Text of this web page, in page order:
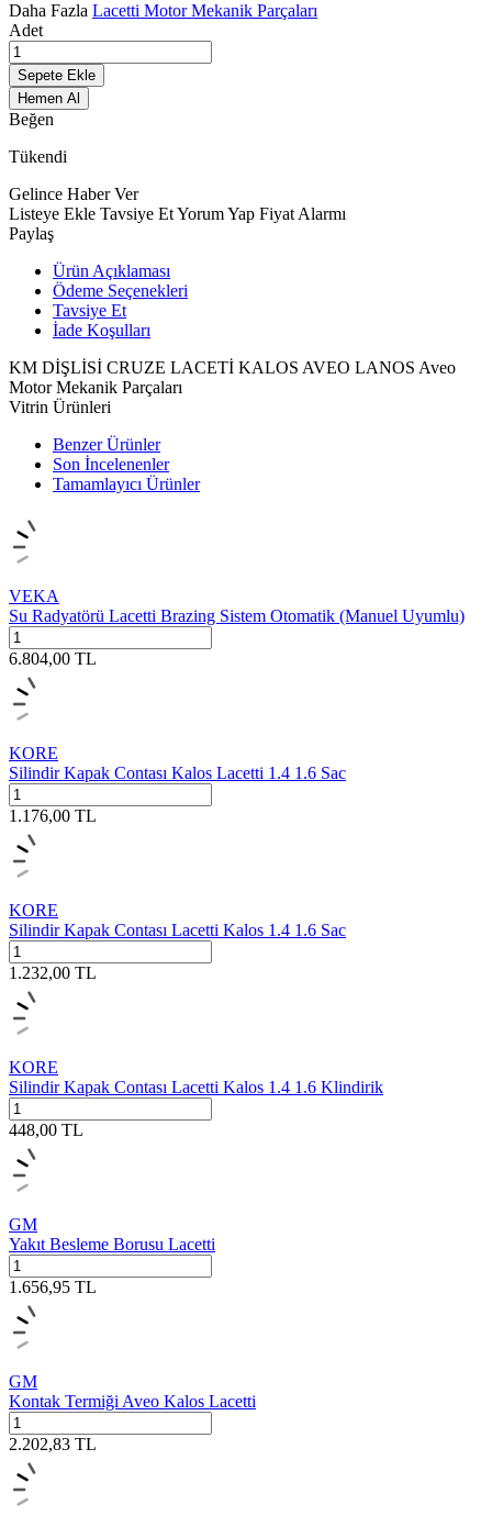
Daha Fazla Lacetti Motor Mekanik Parçaları
Adet
Sepete Ekle
Hemen Al
Beğen
Tükendi
Gelince Haber Ver
Listeye Ekle Tavsiye EtYorum Yap Fiyat Alarmı
Paylaş
Ürün Açıklaması
Ödeme Seçenekleri
Tavsiye Et
İade Koşulları
KM DİŞLİSİ CRUZE LACETİ KALOS AVEO LANOS Aveo
Motor Mekanik Parçaları
Vitrin Ürünleri
Benzer Ürünler
Son İncelenenler
Tamamlayıcı Ürünler
VEKA
Su Radyatörü Lacetti Brazing Sistem Otomatik (Manuel Uyumlu)
6.804,00 TL
KORE
Silindir Kapak Contası Kalos Lacetti 1.4 1.6 Sac
1.176,00 TL
KORE
Silindir Kapak Contası Lacetti Kalos 1.4 1.6 Sac
1.232,00 TL
KORE
Silindir Kapak Contası Lacetti Kalos 1.4 1.6 Klindirik
448,00 TL
GM
Yakıt Besleme Borusu Lacetti
1.656,95 TL
GM
Kontak Termiği Aveo Kalos Lacetti
2.202,83 TL